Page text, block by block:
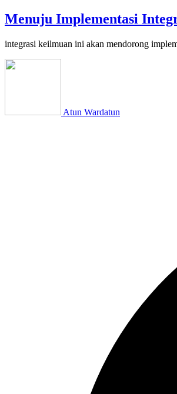
Menuju Implementasi
integrasi keilmuan ini akan mendorong
Atun Wardatun